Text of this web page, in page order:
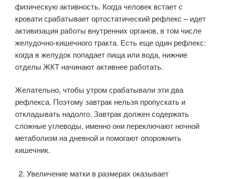
физическую активность. Когда человек встает с
кровати срабатывает ортостатический рефлекс – идет
активизация работы внутренних органов, в том числе
желудочно-кишечного тракта. Есть еще один рефлекс:
когда в желудок попадает пища или вода, нижние
отделы ЖКТ начинают активнее работать.
Желательно, чтобы утром срабатывали эти два
рефлекса. Поэтому завтрак нельзя пропускать и
откладывать надолго. Завтрак должен содержать
сложные углеводы, именно они переключают ночной
метаболизм на дневной и помогают опорожнить
кишечник.
Увеличение матки в размерах оказывает